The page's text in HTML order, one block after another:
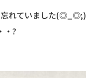
忘れていました(◎_◎;)
・?